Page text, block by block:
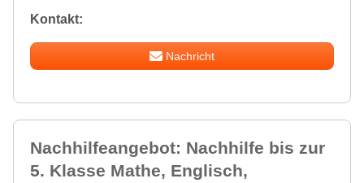
Kontakt:
Nachricht
Nachhilfeangebot: Nachhilfe bis zur
5. Klasse Mathe, Englisch,